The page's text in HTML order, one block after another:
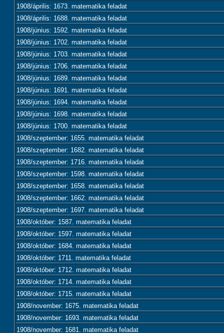
1908/április: 1673. matematika feladat
1908/április: 1688. matematika feladat
1908/június: 1592. matematika feladat
1908/június: 1702. matematika feladat
1908/június: 1703. matematika feladat
1908/június: 1706. matematika feladat
1908/június: 1689. matematika feladat
1908/június: 1691. matematika feladat
1908/június: 1694. matematika feladat
1908/június: 1698. matematika feladat
1908/június: 1700. matematika feladat
1908/szeptember: 1655. matematika feladat
1908/szeptember: 1682. matematika feladat
1908/szeptember: 1716. matematika feladat
1908/szeptember: 1598. matematika feladat
1908/szeptember: 1658. matematika feladat
1908/szeptember: 1662. matematika feladat
1908/szeptember: 1697. matematika feladat
1908/október: 1587. matematika feladat
1908/október: 1597. matematika feladat
1908/október: 1684. matematika feladat
1908/október: 1711. matematika feladat
1908/október: 1712. matematika feladat
1908/október: 1714. matematika feladat
1908/október: 1715. matematika feladat
1908/november: 1675. matematika feladat
1908/november: 1693. matematika feladat
1908/november: 1681. matematika feladat